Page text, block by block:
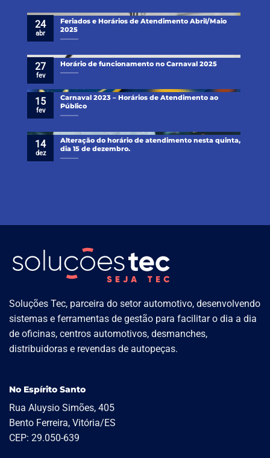
Feriados e Horários de Atendimento Abril/Maio
2025
24
abr
Horário de funcionamento no Carnaval 2025
27
fev
Carnaval 2023 – Horários de Atendimento ao
Público
15
fev
Alteração do horário de atendimento nesta quinta,
dia 15 de dezembro.
14
dez
Soluções Tec, parceira do setor automotivo, desenvolvendo
sistemas e ferramentas de gestão para facilitar o dia a dia
de oficinas, centros automotivos, desmanches,
distribuidoras e revendas de autopeças.
No Espírito Santo
Rua Aluysio Simões, 405
Bento Ferreira, Vitória/ES
CEP: 29.050-639